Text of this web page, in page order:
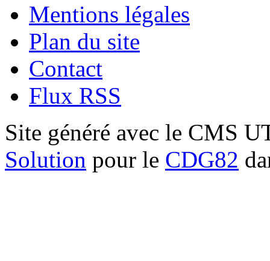
Mentions légales
Plan du site
Contact
Flux RSS
Site généré avec le CMS
Solution pour le CDG82